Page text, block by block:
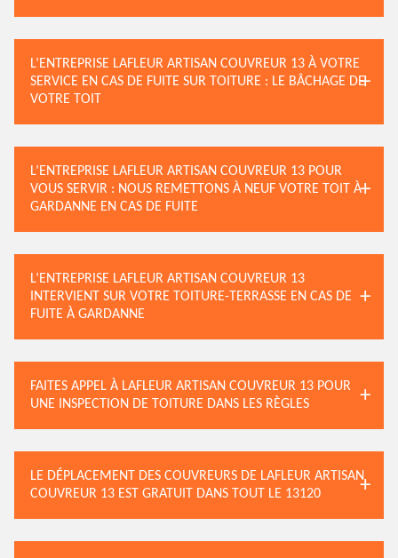
L’ENTREPRISE LAFLEUR ARTISAN COUVREUR 13 À VOTRE
SERVICE EN CAS DE FUITE SUR TOITURE : LE BÂCHAGE DE
VOTRE TOIT
L’ENTREPRISE LAFLEUR ARTISAN COUVREUR 13 POUR
VOUS SERVIR : NOUS REMETTONS À NEUF VOTRE TOIT À
GARDANNE EN CAS DE FUITE
L’ENTREPRISE LAFLEUR ARTISAN COUVREUR 13
INTERVIENT SUR VOTRE TOITURE-TERRASSE EN CAS DE
FUITE À GARDANNE
FAITES APPEL À LAFLEUR ARTISAN COUVREUR 13 POUR
UNE INSPECTION DE TOITURE DANS LES RÈGLES
LE DÉPLACEMENT DES COUVREURS DE LAFLEUR ARTISAN
COUVREUR 13 EST GRATUIT DANS TOUT LE 13120